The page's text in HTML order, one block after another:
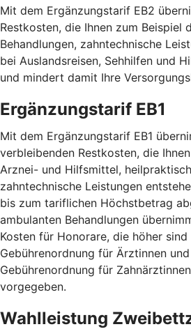
Mit dem Ergänzungstarif EB2
Restkosten, die Ihnen zum Beispiel
Behandlungen, zahntechnische
bei Auslandsreisen, Sehhilfen und
und mindert damit Ihre
Ergänzungstarif EB1
Mit dem Ergänzungstarif EB1
verbleibenden Restkosten, die
Arznei- und Hilfsmittel,
zahntechnische Leistungen
bis zum tariflichen Höchstbetrag
ambulanten Behandlungen
Kosten für Honorare, die höher
Gebührenordnung für Ärztinnen
Gebührenordnung für
vorgegeben.
Wahlleistung